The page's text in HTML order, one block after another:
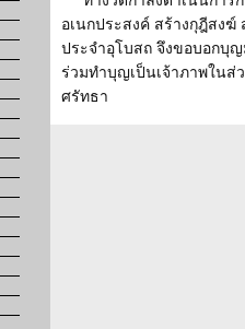
อเนกประสงค์ สร้างกุฎีสงฆ์
ประจำอุโบสถ จึงขอบอกบุ
ร่วมทำบุญเป็นเจ้าภาพในส่
ศรัทธา